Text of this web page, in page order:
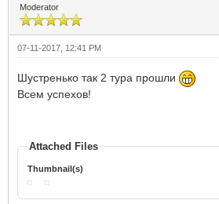
Moderator
07-11-2017, 12:41 PM
Шустренько так 2 тура прошли
Всем успехов!
Attached Files
Thumbnail(s)